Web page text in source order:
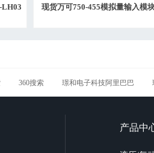
LH03 现货万可750-455模拟量输入模
360搜索 璟和电子科技阿里巴巴
产品中